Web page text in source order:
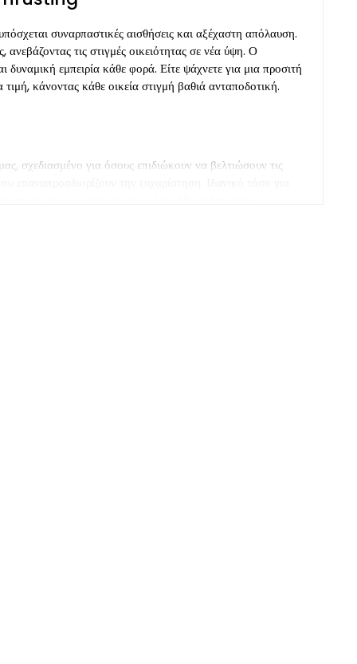
συναρπαστικές αισθήσεις και αξέχαστη απόλαυση.
τις στιγμές οικειότητας σε νέα ύψη. Ο
εμπειρία κάθε φορά. Είτε ψάχνετε για μια προσιτή
κάνοντας κάθε οικεία στιγμή βαθιά ανταποδοτική.
σχεδιασμένο για όσους επιδιώκουν να βελτιώσουν τις
για να εξασφαλίσουν ότι κάθε χρήση είναι